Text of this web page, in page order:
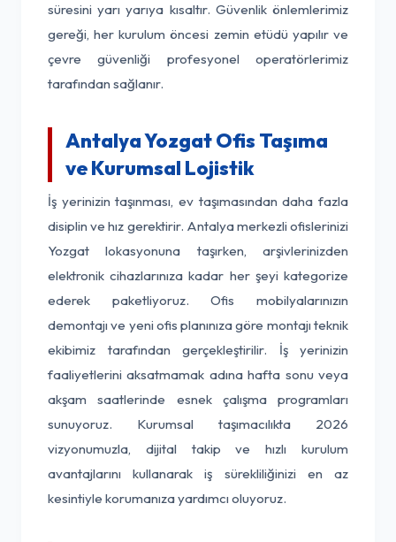
süresini yarı yarıya kısaltır. Güvenlik önlemlerimiz
gereği, her kurulum öncesi zemin etüdü yapılır ve
çevre güvenliği profesyonel operatörlerimiz
tarafından sağlanır.
Antalya Yozgat Ofis Taşıma
ve Kurumsal Lojistik
İş yerinizin taşınması, ev taşımasından daha fazla
disiplin ve hız gerektirir. Antalya merkezli ofislerinizi
Yozgat lokasyonuna taşırken, arşivlerinizden
elektronik cihazlarınıza kadar her şeyi kategorize
ederek paketliyoruz. Ofis mobilyalarınızın
demontajı ve yeni ofis planınıza göre montajı teknik
ekibimiz tarafından gerçekleştirilir. İş yerinizin
faaliyetlerini aksatmamak adına hafta sonu veya
akşam saatlerinde esnek çalışma programları
sunuyoruz. Kurumsal taşımacılıkta 2026
vizyonumuzla, dijital takip ve hızlı kurulum
avantajlarını kullanarak iş sürekliliğinizi en az
kesintiyle korumanıza yardımcı oluyoruz.